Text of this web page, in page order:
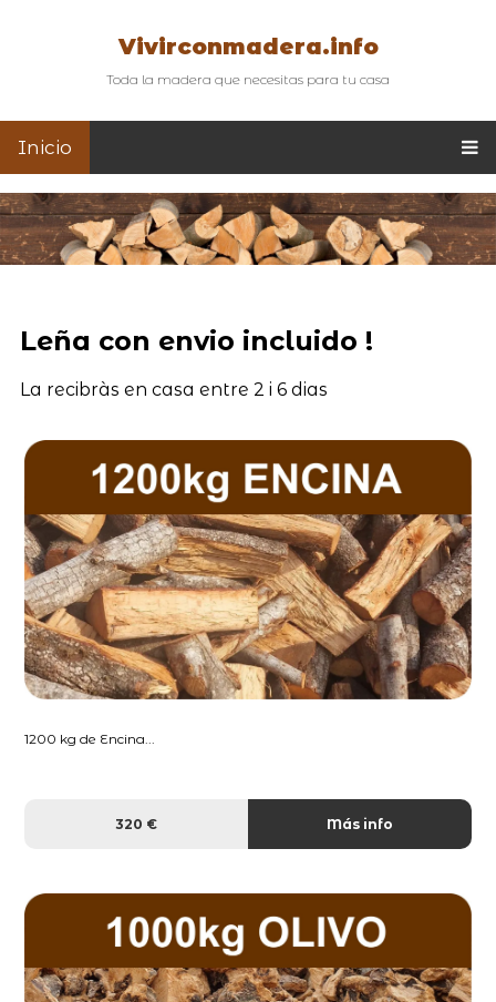
Vivirconmadera.info
Toda la madera que necesitas para tu casa
Inicio
Leña con envio incluido !
La recibràs en casa entre 2 i 6 dias
1200 kg de Encina...
320 € Más info